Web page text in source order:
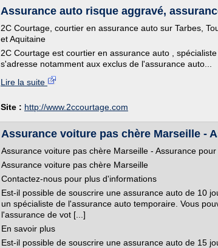
Assurance auto risque aggravé,
2C Courtage, courtier en assurance auto sur Tarbes,
et Aquitaine
2C Courtage est courtier en assurance auto ,
s'adresse notamment aux exclus de l'assurance auto...
Lire la suite
Site : http://www.2ccourtage.com
Assurance voiture pas chère Marseille -
Assurance voiture pas chère Marseille - Assurance
Assurance voiture pas chère Marseille
Contactez-nous pour plus d'informations
Est-il possible de souscrire une assurance auto de 10
un spécialiste de l'assurance auto temporaire. Vous
l'assurance de vot [...]
En savoir plus
Est-il possible de souscrire une assurance auto de 15